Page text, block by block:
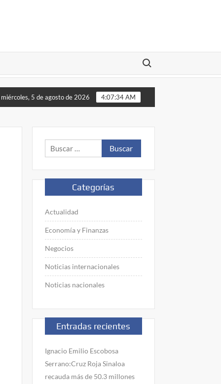
Buscar:
Sinaloa recauda más de 50.3 millones de pesos
miércoles, 5 de agosto de 2026 4:07:35 AM
Buscar:
Categorías
Actualidad
Economía y Finanzas
Negocios
Noticias internacionales
Noticias nacionales
Entradas recientes
Ignacio Emilio Escobosa
Serrano:Cruz Roja Sinaloa
recauda más de 50.3 millones